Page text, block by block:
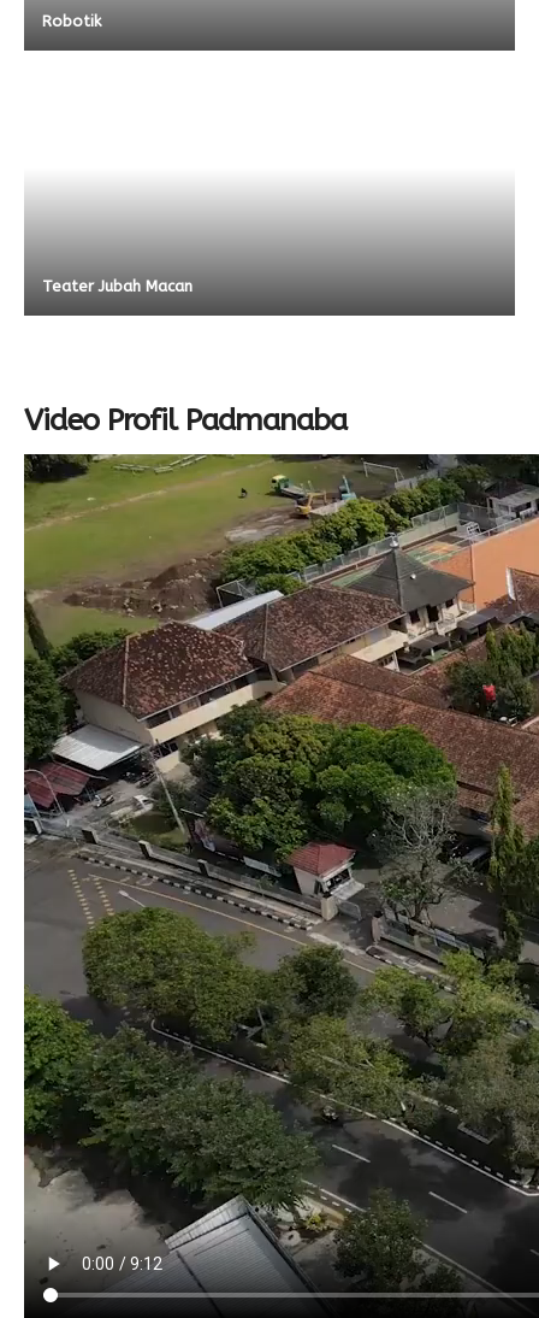
Robotik
Teater Jubah Macan
Video Profil Padmanaba